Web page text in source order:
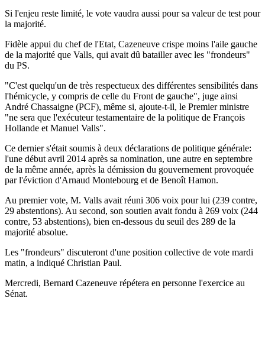
Si l'enjeu reste limité, le vote vaudra aussi pour sa valeur de test pour
la majorité.
Fidèle appui du chef de l'Etat, Cazeneuve crispe moins l'aile gauche
de la majorité que Valls, qui avait dû batailler avec les "frondeurs"
du PS.
"C'est quelqu'un de très respectueux des différentes sensibilités dans
l'hémicycle, y compris de celle du Front de gauche", juge ainsi
André Chassaigne (PCF), même si, ajoute-t-il, le Premier ministre
"ne sera que l'exécuteur testamentaire de la politique de François
Hollande et Manuel Valls".
Ce dernier s'était soumis à deux déclarations de politique générale:
l'une début avril 2014 après sa nomination, une autre en septembre
de la même année, après la démission du gouvernement provoquée
par l'éviction d'Arnaud Montebourg et de Benoît Hamon.
Au premier vote, M. Valls avait réuni 306 voix pour lui (239 contre,
29 abstentions). Au second, son soutien avait fondu à 269 voix (244
contre, 53 abstentions), bien en-dessous du seuil des 289 de la
majorité absolue.
Les "frondeurs" discuteront d'une position collective de vote mardi
matin, a indiqué Christian Paul.
Mercredi, Bernard Cazeneuve répétera en personne l'exercice au
Sénat.